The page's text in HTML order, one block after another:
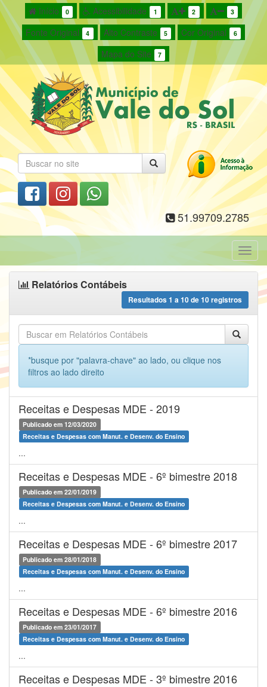
Início 0 Acessibilidade 1 2 3
Fonte Original 4 Alto Contraste 5 Cor Original 6
Mapa do Site 7
51.99709.2785
Relatórios Contábeis
Resultados1 a10de10registros
*busque por "palavra-chave" ao lado, ou clique nos
filtros ao lado direito
Receitas e Despesas MDE - 2019
Publicado em 12/03/2020
Receitas e Despesas com Manut. e Desenv. do Ensino
...
Receitas e Despesas MDE - 6º bimestre 2018
Publicado em 22/01/2019
Receitas e Despesas com Manut. e Desenv. do Ensino
...
Receitas e Despesas MDE - 6º bimestre 2017
Publicado em 28/01/2018
Receitas e Despesas com Manut. e Desenv. do Ensino
...
Receitas e Despesas MDE - 6º bimestre 2016
Publicado em 23/01/2017
Receitas e Despesas com Manut. e Desenv. do Ensino
...
Receitas e Despesas MDE - 3º bimestre 2016